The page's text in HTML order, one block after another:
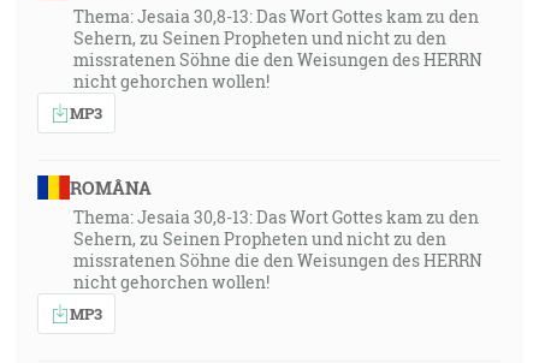
Thema: Jesaia 30,8-13: Das Wort Gottes kam zu den
Sehern, zu Seinen Propheten und nicht zu den
missratenen Söhne die den Weisungen des HERRN
nicht gehorchen wollen!
MP3
ROMÂNA
Thema: Jesaia 30,8-13: Das Wort Gottes kam zu den
Sehern, zu Seinen Propheten und nicht zu den
missratenen Söhne die den Weisungen des HERRN
nicht gehorchen wollen!
MP3